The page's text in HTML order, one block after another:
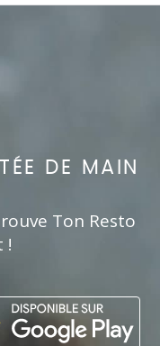
DE MAIN
Ton Resto
!